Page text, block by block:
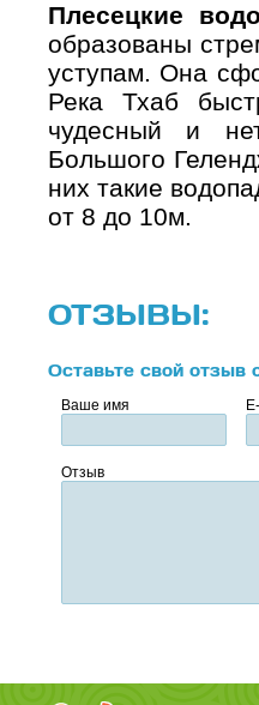
Плесецкие
образованы
уступам. Она
Река Тхаб
чудесный и
Большого
них такие
от 8 до 10м.
ОТЗЫВЫ:
Оставьте свой отзыв
Ваше имя
Отзыв